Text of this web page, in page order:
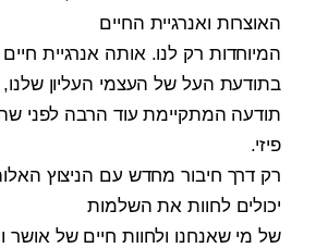
האוצרות ואנרגיית החיים
המיוחדות רק לנו. אותה אנרגיית
בתודעת העל של העצמי העליון שלנו,
תודעה המתקיימת עוד הרבה לפני
פיזי.
רק דרך חיבור מחדש עם הניצוץ
יכולים לחוות את השלמות
של מי שאנחנו ולחוות חיים של אושר